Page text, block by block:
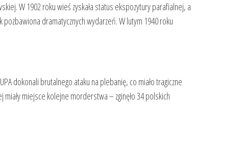
W 1902 roku wieś zyskała status ekspozytury parafialnej, a
dramatycznych wydarzeń. W lutym 1940 roku
dokonali brutalnego ataku na plebanię, co miało tragiczne
miejsce kolejne morderstwa – zginęło 34 polskich